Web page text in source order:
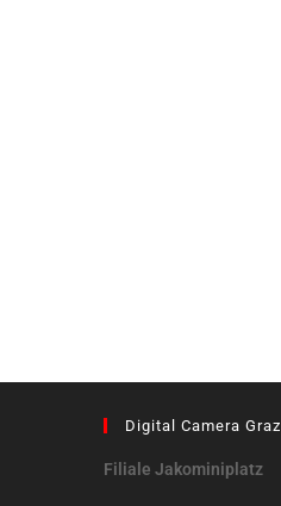
Digital Camera Graz
Filiale Jakominiplatz